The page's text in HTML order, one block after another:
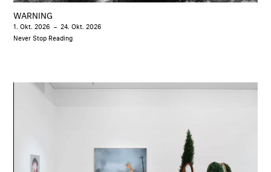
WARNING
1. Okt. 2026 – 24. Okt. 2026
Never Stop Reading